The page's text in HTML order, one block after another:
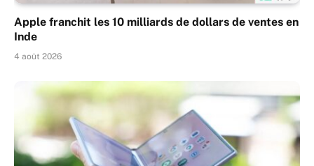
Apple franchit les 10 milliards de dollars de ventes en
Inde
4 août 2026